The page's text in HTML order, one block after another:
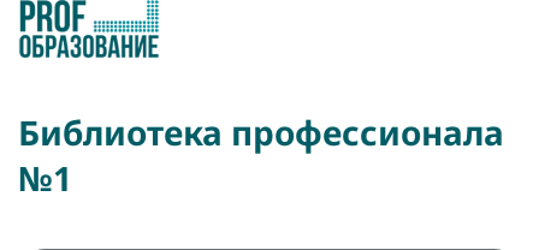
Библиотека профессионала
№1